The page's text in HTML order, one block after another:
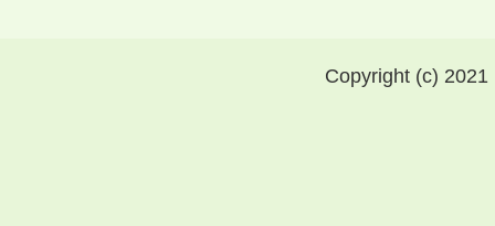
Copyright (c)